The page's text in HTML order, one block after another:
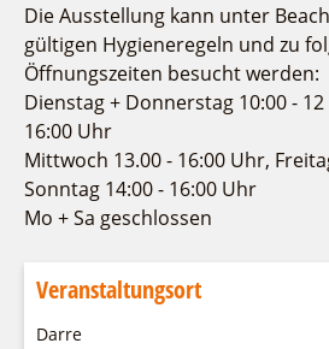
Einkaufen
Gruppen
Fremdenverkehrsvereine
Ludwig Leichhardt
Kahnfahrten
Fahrgastschiff
Campingplatz Jessern
Wirtschaftsförderung
Regionalentwicklung
SPOT
Bürgerbus
Naturwelt Lieberoser Heide
Q-Gemeinde Schwielochsee
Mein Brandenburg – Infostelen
Unternehmensbetreuung
Service
Über uns
Team
Aktuelles
Warenkorb
Die Ausstellung kann unter
gültigen Hygieneregeln und zu
Öffnungszeiten besucht werden:
Dienstag + Donnerstag 10:00 -
16:00 Uhr
Mittwoch 13.00 - 16:00 Uhr,
Sonntag 14:00 - 16:00 Uhr
Mo + Sa geschlossen
Veranstaltungsort
Darre